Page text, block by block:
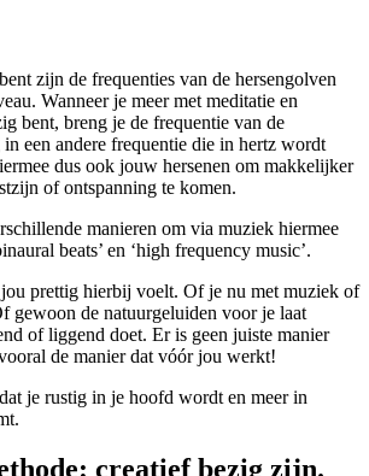
zijn de frequenties van de hersengolven
Wanneer je meer met meditatie en
bent, breng je de frequentie van de
een andere frequentie die in hertz wordt
dus ook jouw hersenen om makkelijker
of ontspanning te komen.
manieren om via muziek hiermee
beats’ en ‘high frequency music’.
prettig hierbij voelt. Of je nu met muziek of
gewoon de natuurgeluiden voor je laat
of liggend doet. Er is geen juiste manier
de manier dat vóór jou werkt!
je rustig in je hoofd wordt en meer in
creatief bezig zijn.